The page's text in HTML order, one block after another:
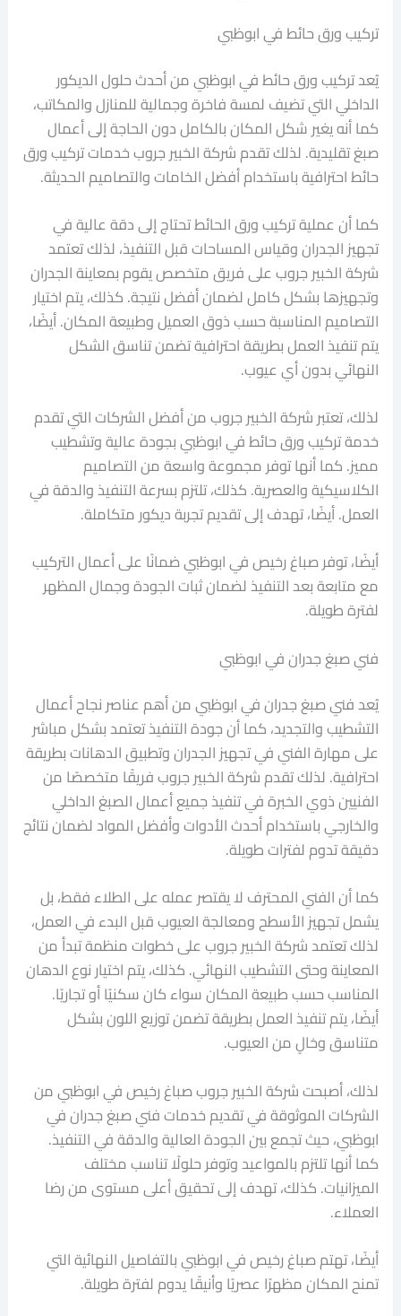
تركيب ورق حائط في ابوظبي
يُعد تركيب ورق حائط في ابوظبي من أحدث حلول الديكور
الداخلي التي تضيف لمسة فاخرة وجمالية للمنازل والمكاتب،
كما أنه يغير شكل المكان بالكامل دون الحاجة إلى أعمال
صبغ تقليدية. لذلك تقدم شركة الخبير جروب خدمات تركيب ورق
حائط احترافية باستخدام أفضل الخامات والتصاميم الحديثة.
كما أن عملية تركيب ورق الحائط تحتاج إلى دقة عالية في
تجهيز الجدران وقياس المساحات قبل التنفيذ، لذلك تعتمد
شركة الخبير جروب على فريق متخصص يقوم بمعاينة الجدران
وتجهيزها بشكل كامل لضمان أفضل نتيجة. كذلك، يتم اختيار
التصاميم المناسبة حسب ذوق العميل وطبيعة المكان. أيضًا،
يتم تنفيذ العمل بطريقة احترافية تضمن تناسق الشكل
النهائي بدون أي عيوب.
لذلك، تعتبر شركة الخبير جروب من أفضل الشركات التي تقدم
خدمة تركيب ورق حائط في ابوظبي بجودة عالية وتشطيب
مميز. كما أنها توفر مجموعة واسعة من التصاميم
الكلاسيكية والعصرية. كذلك، تلتزم بسرعة التنفيذ والدقة في
العمل. أيضًا، تهدف إلى تقديم تجربة ديكور متكاملة.
أيضًا، توفر صباغ رخيص في ابوظبي ضمانًا على أعمال التركيب
مع متابعة بعد التنفيذ لضمان ثبات الجودة وجمال المظهر
لفترة طويلة.
فني صبغ جدران في ابوظبي
يُعد فني صبغ جدران في ابوظبي من أهم عناصر نجاح أعمال
التشطيب والتجديد، كما أن جودة التنفيذ تعتمد بشكل مباشر
على مهارة الفني في تجهيز الجدران وتطبيق الدهانات بطريقة
احترافية. لذلك تقدم شركة الخبير جروب فريقًا متخصصًا من
الفنيين ذوي الخبرة في تنفيذ جميع أعمال الصبغ الداخلي
والخارجي باستخدام أحدث الأدوات وأفضل المواد لضمان نتائج
دقيقة تدوم لفترات طويلة.
كما أن الفني المحترف لا يقتصر عمله على الطلاء فقط، بل
يشمل تجهيز الأسطح ومعالجة العيوب قبل البدء في العمل،
لذلك تعتمد شركة الخبير جروب على خطوات منظمة تبدأ من
المعاينة وحتى التشطيب النهائي. كذلك، يتم اختيار نوع الدهان
المناسب حسب طبيعة المكان سواء كان سكنيًا أو تجاريًا.
أيضًا، يتم تنفيذ العمل بطريقة تضمن توزيع اللون بشكل
متناسق وخالٍ من العيوب.
لذلك، أصبحت شركة الخبير جروب صباغ رخيص في ابوظبي من
الشركات الموثوقة في تقديم خدمات فني صبغ جدران في
ابوظبي، حيث تجمع بين الجودة العالية والدقة في التنفيذ.
كما أنها تلتزم بالمواعيد وتوفر حلولًا تناسب مختلف
الميزانيات. كذلك، تهدف إلى تحقيق أعلى مستوى من رضا
العملاء.
أيضًا، تهتم صباغ رخيص في ابوظبي بالتفاصيل النهائية التي
تمنح المكان مظهرًا عصريًا وأنيقًا يدوم لفترة طويلة.